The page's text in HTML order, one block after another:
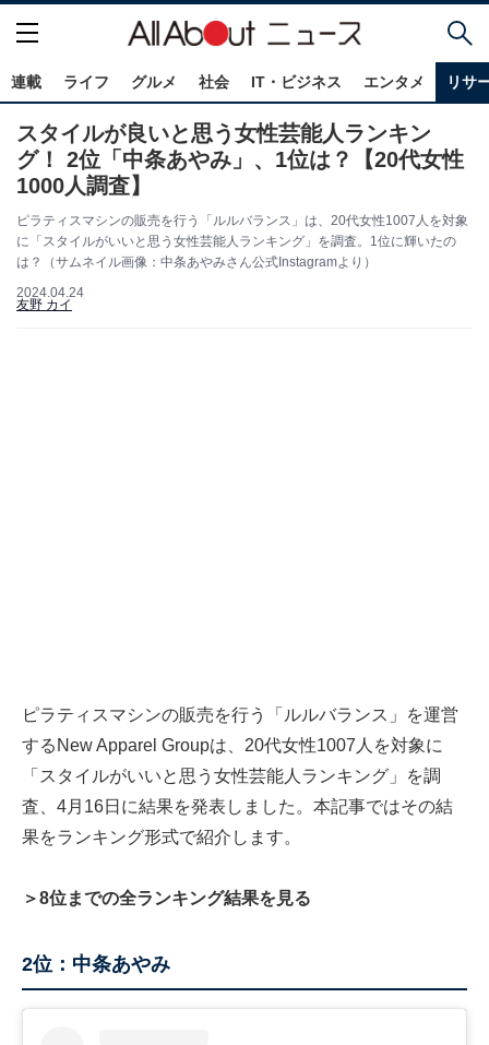
連載 ライフ グルメ 社会 IT・ビジネス エンタメ リサ
スタイルが良いと思う女性芸能人ランキン
グ！ 2位「中条あやみ」、1位は？【20代女性
1000人調査】
ピラティスマシンの販売を行う「ルルバランス」は、20代女性1007人を対象
に「スタイルがいいと思う女性芸能人ランキング」を調査。1位に輝いたの
は？（サムネイル画像：中条あやみさん公式Instagramより）
2024.04.24
友野 カイ
ピラティスマシンの販売を行う「ルルバランス」を運営
するNew Apparel Groupは、20代女性1007人を対象に
「スタイルがいいと思う女性芸能人ランキング」を調
査、4月16日に結果を発表しました。本記事ではその結
果をランキング形式で紹介します。
＞8位までの全ランキング結果を見る
2位：中条あやみ